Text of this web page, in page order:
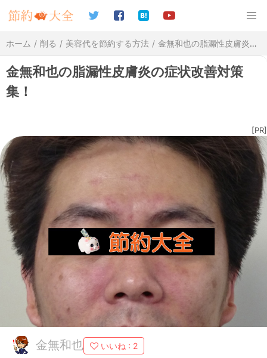
ホーム 削る 美容代を節約する方法 金無和也の脂漏性皮膚炎の症状改善対策集！
金無和也の脂漏性皮膚炎の症状改善対策
集！
[PR]
金無和也 いいね : 2